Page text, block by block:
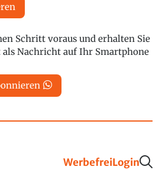
Schritt voraus und erhalten Sie
Nachricht auf Ihr Smartphone
WerbefreiLogin